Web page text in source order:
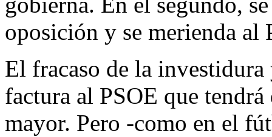
oposición y se merienda al
El fracaso de la investidura
factura al PSOE que
mayor. Pero -como en el